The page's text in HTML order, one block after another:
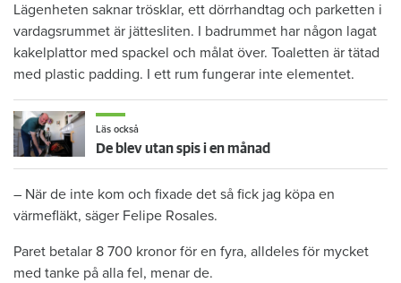
Lägenheten saknar trösklar, ett dörrhandtag och parketten i
vardagsrummet är jättesliten. I badrummet har någon lagat
kakelplattor med spackel och målat över. Toaletten är tätad
med plastic padding. I ett rum fungerar inte elementet.
Läs också
De blev utan spis i en månad
– När de inte kom och fixade det så fick jag köpa en
värmefläkt, säger Felipe Rosales.
Paret betalar 8 700 kronor för en fyra, alldeles för mycket
med tanke på alla fel, menar de.